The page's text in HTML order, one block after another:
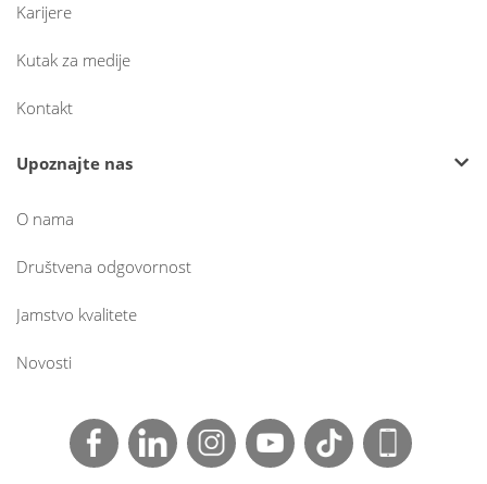
Karijere
Kutak za medije
Kontakt
Upoznajte nas
O nama
Društvena odgovornost
Jamstvo kvalitete
Novosti